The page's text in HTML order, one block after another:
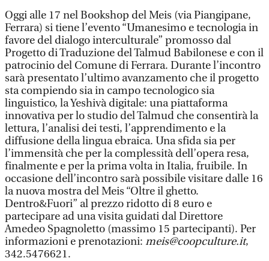
Oggi alle 17 nel Bookshop del Meis (via Piangipane,
Ferrara) si tiene l’evento “Umanesimo e tecnologia in
favore del dialogo interculturale” promosso dal
Progetto di Traduzione del Talmud Babilonese e con il
patrocinio del Comune di Ferrara. Durante l’incontro
sarà presentato l’ultimo avanzamento che il progetto
sta compiendo sia in campo tecnologico sia
linguistico, la Yeshivà digitale: una piattaforma
innovativa per lo studio del Talmud che consentirà la
lettura, l’analisi dei testi, l’apprendimento e la
diffusione della lingua ebraica. Una sfida sia per
l’immensità che per la complessità dell’opera resa,
finalmente e per la prima volta in Italia, fruibile. In
occasione dell’incontro sarà possibile visitare dalle 16
la nuova mostra del Meis “Oltre il ghetto.
Dentro&Fuori” al prezzo ridotto di 8 euro e
partecipare ad una visita guidati dal Direttore
Amedeo Spagnoletto (massimo 15 partecipanti). Per
informazioni e prenotazioni: meis@coopculture.it,
342.5476621.